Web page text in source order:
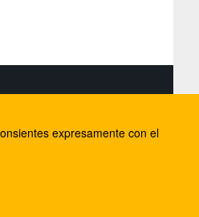
expresamente con el